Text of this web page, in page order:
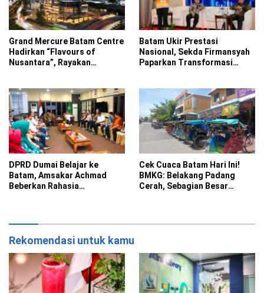
Grand Mercure Batam Centre
Hadirkan “Flavours of
Nusantara”, Rayakan
Batam Ukir Prestasi
Nasional, Sekda Firmansyah
Paparkan Transformasi
DPRD Dumai Belajar ke
Batam, Amsakar Achmad
Beberkan Rahasia
Cek Cuaca Batam Hari Ini!
BMKG: Belakang Padang
Cerah, Sebagian Besar
Rekomendasi untuk kamu